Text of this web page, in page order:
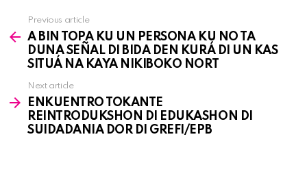
See
more
Previous article
A BIN TOPA KU UN PERSONA KU NO TA
DUNA SEÑAL DI BIDA DEN KURÁ DI UN KAS
SITUÁ NA KAYA NIKIBOKO NORT
Next article
ENKUENTRO TOKANTE
REINTRODUKSHON DI EDUKASHON DI
SUIDADANIA DOR DI GREFI/EPB